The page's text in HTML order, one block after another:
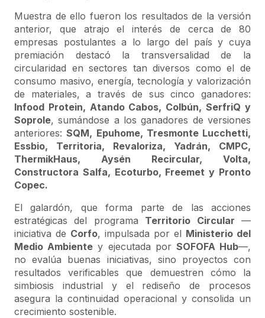
Muestra de ello fueron los resultados de la versión
anterior, que atrajo el interés de cerca de 80
empresas postulantes a lo largo del país y cuya
premiación destacó la transversalidad de la
circularidad en sectores tan diversos como el de
consumo masivo, energía, tecnología y valorización
de materiales, a través de sus cinco ganadores:
Infood Protein, Atando Cabos, Colbún, SerfriQ y
Soprole, sumándose a los ganadores de versiones
anteriores:SQM, Epuhome, Tresmonte Lucchetti,
Essbio, Territoria, Revaloriza, Yadrán, CMPC,
ThermikHaus, Aysén Recircular, Volta,
Constructora Salfa, Ecoturbo, Freemet y Pronto
Copec.
El galardón, que forma parte de las acciones
estratégicas del programa Territorio Circular —
iniciativa de Corfo, impulsada por el Ministerio del
Medio Ambiente y ejecutada por SOFOFA Hub—,
no evalúa buenas iniciativas, sino proyectos con
resultados verificables que demuestren cómo la
simbiosis industrial y el rediseño de procesos
asegura la continuidad operacional y consolida un
crecimiento sostenible.